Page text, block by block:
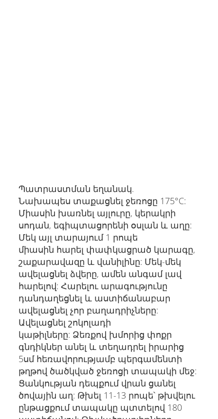
Պատրաստման եղանակ.
Նախապես տաքացնել ջեռոցը 175°C:
Միասին խառնել այլուրը, կերակրի
սոդան, եգիպտացորենի օսլան և աղը:
Մեկ այլ տարայում 1 րոպե
միասին հարել փափկացրած կարագը,
շաքարավազը և վանիլինը: Մեկ-մեկ
ավելացնել ձվերը, ամեն անգամ լավ
հարելով: Հարելու արագությունը
դանդաղեցնել և աստիճանաբար
ավելացնել չոր բաղադրիչները:
Ավելացնել շոկոլադի
կաթիլները: Ձեռքով խմորից փոքր
գնդիկներ անել և տեղադրել իրարից
5սմ հեռավորությամբ պերգամենտի
թղթով ծածկված ջեռոցի տապակի մեջ:
Ցանկության դեպքում վրան ցանել
ծովային աղ: Թխել 11-13 րոպե՝ թխվելու
ընթացքում տապակը պտտելով 180